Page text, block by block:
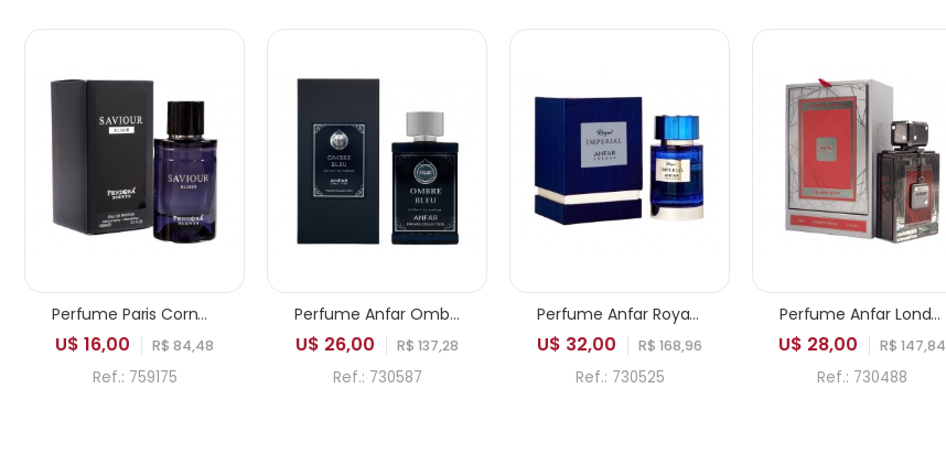
Perfume Paris Corner Pendora Saviour Elixir EDP Masculino 100ml
U$ 16,00 R$ 84,48
Ref.: 759175
Perfume Anfar Ombre Bleu Extrait de Parfum Masculino 50ml
U$ 26,00 R$ 137,28
Ref.: 730587
Perfume Anfar Royal Imperial Extrait de Parfum Masculino 100ml
U$ 32,00 R$ 168,96
Ref.: 730525
Perfume Anfar London Aesthetic Edition Intense Sport Extrait de Parfum Masculino 100ml
U$ 28,00 R$ 147,84
Ref.: 730488